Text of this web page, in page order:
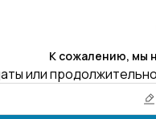
К сожалению, мы
или